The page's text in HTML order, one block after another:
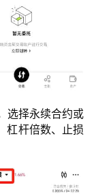
选择永续合约或
杠杆倍数、止损